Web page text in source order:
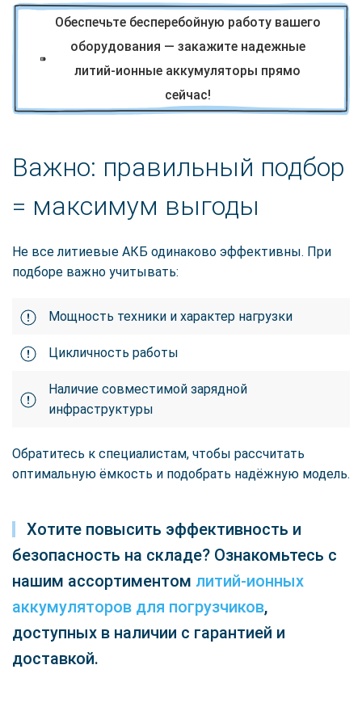
Обеспечьте бесперебойную работу вашего
оборудования — закажите надежные
литий-ионные аккумуляторы прямо
сейчас!
Важно: правильный подбор
= максимум выгоды
Не все литиевые АКБ одинаково эффективны. При
подборе важно учитывать:
Мощность техники и характер нагрузки
Цикличность работы
Наличие совместимой зарядной
инфраструктуры
Обратитесь к специалистам, чтобы рассчитать
оптимальную ёмкость и подобрать надёжную модель.
Хотите повысить эффективность и
безопасность на складе? Ознакомьтесь с
нашим ассортиментом литий-ионных
аккумуляторов для погрузчиков,
доступных в наличии с гарантией и
доставкой.